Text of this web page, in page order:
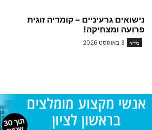
נישואים גרעיניים – קומדיה זוגית
פרועה ומצחיקה!
בידור 3 באוגוסט 2026